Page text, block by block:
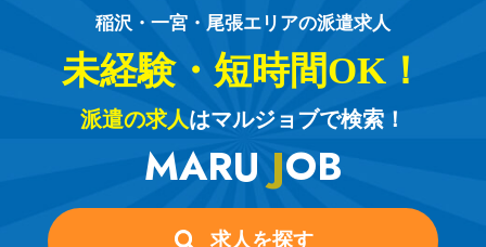
稲沢・一宮・尾張エリアの派遣求人
未経験・短時間OK！
派遣の求人はマルジョブで検索！
MARUJOB
求人を探す